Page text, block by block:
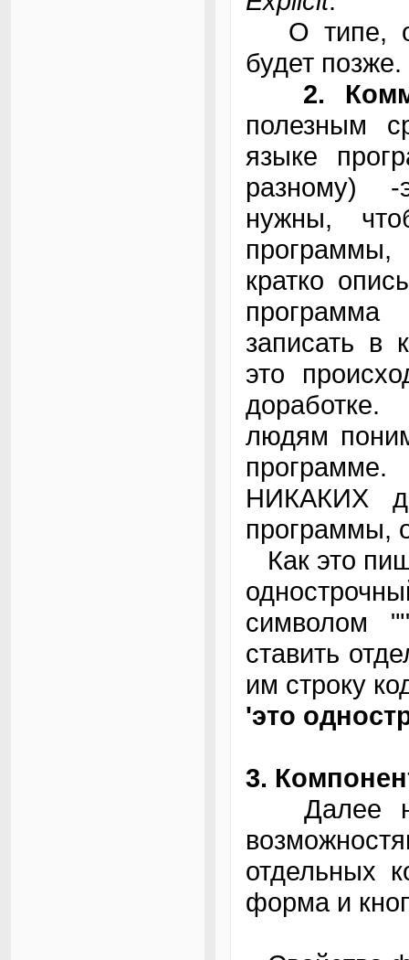
О типе,
будет позже.
2.
полезным
языке
разному)
нужны,
программы,
кратко
программа
записать в
это
людям
НИКАКИХ
программы,
Как это
символом
ставить
им строку
'это
3.
Далее
отдельных
форма и